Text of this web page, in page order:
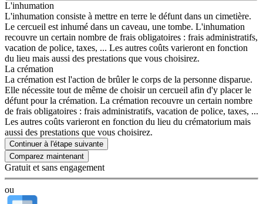
L'inhumation
L'inhumation consiste à mettre en terre le défunt dans un cimetière.
Le cercueil est inhumé dans un caveau, une tombe. L'inhumation
recouvre un certain nombre de frais obligatoires : frais administratifs,
vacation de police, taxes, ... Les autres coûts varieront en fonction
du lieu mais aussi des prestations que vous choisirez.
La crémation
La crémation est l'action de brûler le corps de la personne disparue.
Elle nécessite tout de même de choisir un cercueil afin d'y placer le
défunt pour la crémation. La crémation recouvre un certain nombre
de frais obligatoires : frais administratifs, vacation de police, taxes, ...
Les autres coûts varieront en fonction du lieu du crématorium mais
aussi des prestations que vous choisirez.
Continuer à l'étape suivante
Gratuit et sans engagement
ou